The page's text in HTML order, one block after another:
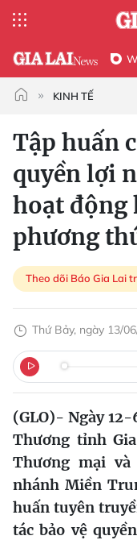
KINH TẾ
Tập huấn
quyền lợi
hoạt động
phương
Theo dõi Báo Gia Lai
Thứ Bảy, ngày 13/
(GLO)- Ngày
Thương tỉnh
Thương mại và
nhánh Miền
huấn tuyên
tác bảo vệ